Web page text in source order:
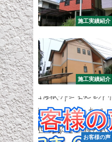
施工実績紹介
施工実績紹介
お客様の声